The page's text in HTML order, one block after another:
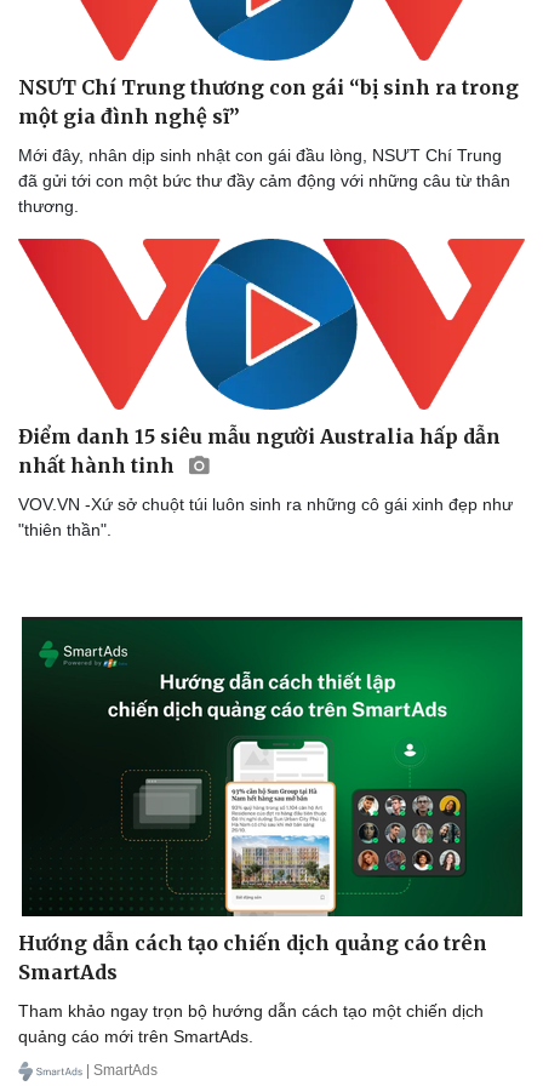
NSƯT Chí Trung thương con gái “bị sinh ra trong
một gia đình nghệ sĩ”
Mới đây, nhân dịp sinh nhật con gái đầu lòng, NSƯT Chí Trung
đã gửi tới con một bức thư đầy cảm động với những câu từ thân
thương.
Điểm danh 15 siêu mẫu người Australia hấp dẫn
nhất hành tinh
VOV.VN -Xứ sở chuột túi luôn sinh ra những cô gái xinh đẹp như
"thiên thần".
Hướng dẫn cách tạo chiến dịch quảng cáo trên
SmartAds
Tham khảo ngay trọn bộ hướng dẫn cách tạo một chiến dịch
quảng cáo mới trên SmartAds.
| SmartAds